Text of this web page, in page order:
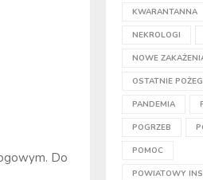
Do
KWARANTANNA
NEKROLOGI
NOWE
OSTATNIE
PANDEMIA
POGRZEB
POMOC
POWIATOWY